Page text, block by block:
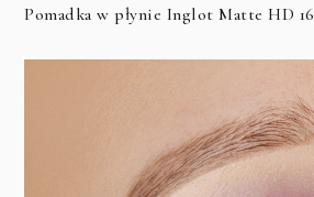
Pomadka w płynie Inglot Matte HD 16